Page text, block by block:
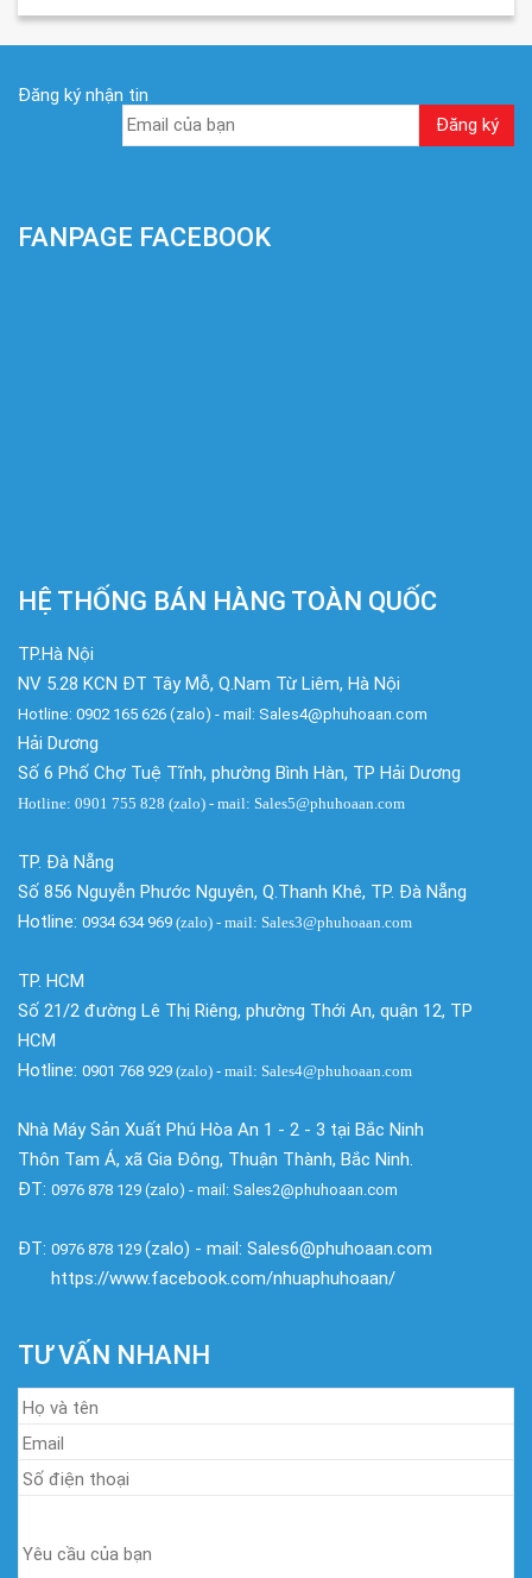
Đăng ký nhận tin
FANPAGE FACEBOOK
HỆ THỐNG BÁN HÀNG TOÀN QUỐC
TP.Hà Nội
NV 5.28 KCN ĐT Tây Mỗ, Q.Nam Từ Liêm, Hà Nội
Hotline: 0902 165 626 (zalo) - mail: Sales4@phuhoaan.com
Hải Dương
Số 6 Phố Chợ Tuệ Tĩnh, phường Bình Hàn, TP Hải Dương
Hotline: 0901 755 828 (zalo) - mail: Sales5@phuhoaan.com
TP. Đà Nẵng
Số 856 Nguyễn Phước Nguyên, Q.Thanh Khê, TP. Đà Nẵng
Hotline: 0934 634 969 (zalo) - mail: Sales3@phuhoaan.com
TP. HCM
Số 21/2 đường Lê Thị Riêng, phường Thới An, quận 12, TP
HCM
Hotline: 0901 768 929 (zalo) - mail: Sales4@phuhoaan.com
Nhà Máy Sản Xuất Phú Hòa An 1 - 2 - 3 tại Bắc Ninh
Thôn Tam Á, xã Gia Đông, Thuận Thành, Bắc Ninh.
ĐT: 0976 878 129 (zalo) - mail: Sales2@phuhoaan.com
ĐT: 0976 878 129 (zalo) - mail: Sales6@phuhoaan.com
https://www.facebook.com/nhuaphuhoaan/
TƯ VẤN NHANH